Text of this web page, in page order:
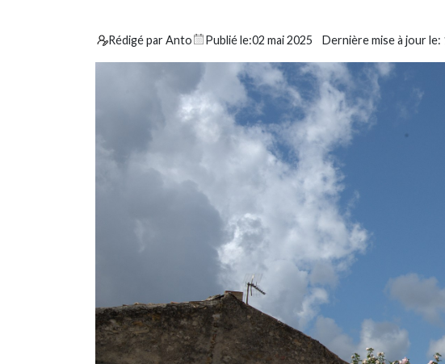
Rédigé par Anto Publié le:02 mai 2025 Dernière mise à jour le: